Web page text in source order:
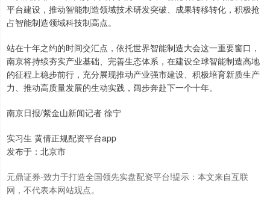
平台建设，推动智能制造领域技术研发突破、成果转移转化，积极抢
占智能制造领域科技制高点。
站在十年之约的时间交汇点，依托世界智能制造大会这一重要窗口，
南京将持续夯实产业基础、完善生态体系，在建设全球智能制造高地
的征程上稳步前行，充分展现推动产业强市建设、积极培育新质生产
力、推动高质量发展的生动实践，阔步奔赴下一个十年。
南京日报/紫金山新闻记者 徐宁
实习生 黄倩正规配资平台app
发布于：北京市
元鼎证券-致力于打造全国领先实盘配资平台!提示：本文来自互联
网，不代表本网站观点。
沪深300 4651.31 -6.85 -0.15%
北证50 1122.88 +3.42 +0.30%